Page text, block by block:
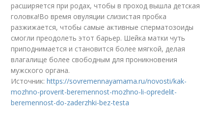
расширяется при родах, чтобы в проход вышла детская
головка!Во время овуляции слизистая пробка
разжижается, чтобы самые активные сперматозоиды
смогли преодолеть этот барьер. Шейка матки чуть
приподнимается и становится более мягкой, делая
влагалище более свободным для проникновения
мужского органа.
Источник:https://sovremennayamama.ru/novosti/kak-
mozhno-proverit-beremennost-mozhno-li-opredelit-
beremennost-do-zaderzhki-bez-testa